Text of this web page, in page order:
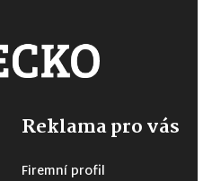
Reklama pro vás
Firemní profil